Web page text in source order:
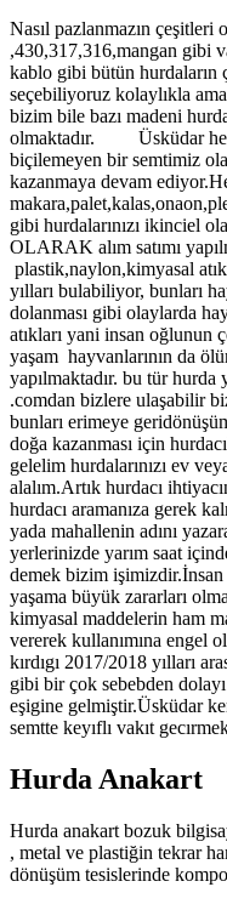
Nasıl pazlanmazın çeşitleri
,430,317,316,mangan gibi
kablo gibi bütün hurdaların
seçebiliyoruz kolaylıkla
bizim bile bazı madeni
olmaktadır. Üsküdar her
biçilemeyen bir semtimiz
kazanmaya devam
gibi hurdalarınızı ikinciel
OLARAK alım satımı
plastik,naylon,kimyasal
yılları bulabiliyor, bunları
dolanması gibi olaylarda
atıkları yani insan oğlunun
yaşam hayvanlarının da
yapılmaktadır. bu tür hurda
.comdan bizlere ulaşabilir
bunları erimeye
doğa kazanması için
gelelim hurdalarınızı ev
alalım.Artık hurdacı
hurdacı aramanıza gerek
yada mahallenin adını
yerlerinizde yarım saat
demek bizim işimizdir.İnsan
yaşama büyük zararları
kimyasal maddelerin ham
vererek kullanımına engel
kırdıgı 2017/2018 yılları
gibi bir çok sebebden
eşigine gelmiştir.Üsküdar
semtte keyıflı vakıt
Hurda Anakart
Hurda anakart bozuk
, metal ve plastiğin tekrar
dönüşüm tesislerinde